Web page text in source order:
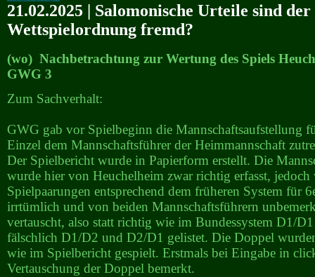
21.02.2025 | Salomonische Urteile sind der
Wettspielordnung fremd?
(wo) Nachbetrachtung zur Wertung des Spiels
GWG 3
Zum Sachverhalt:
GWG gab vor Spielbeginn die Mannschaftsaufstellung
Einzel dem Mannschaftsführer der Heimmannschaft
Der Spielbericht wurde in Papierform erstellt. Die
wurde hier von Heuchelheim zwar richtig erfasst, jedoch
Spielpaarungen entsprechend dem früheren System für
irrtümlich und von beiden Mannschaftsführern
vertauscht, also statt richtig wie im Bundessystem D1/
fälschlich D1/D2 und D2/D1 gelistet. Die Doppel
wie im Spielbericht gespielt. Erstmals bei Eingabe in
Vertauschung der Doppel bemerkt.